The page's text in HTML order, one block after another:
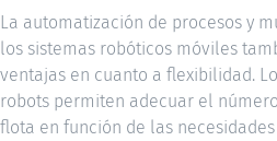
La automatización de procesos y
los sistemas robóticos móviles
ventajas en cuanto a flexibilidad.
robots permiten adecuar el
flota en función de las